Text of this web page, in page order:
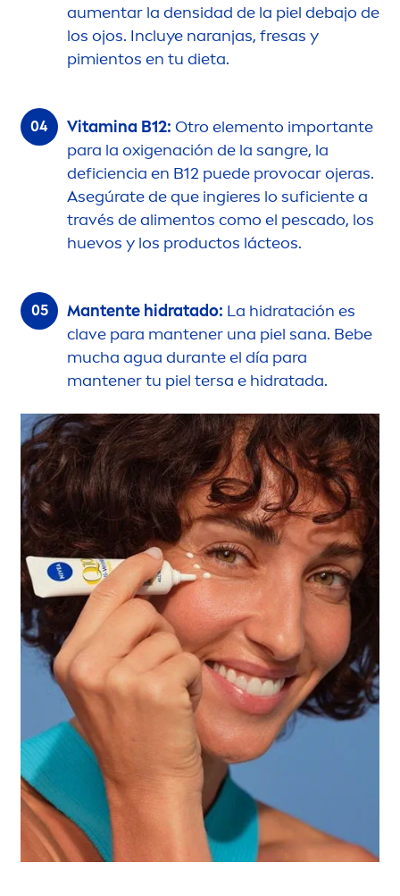
aumentar la densidad de la piel debajo de
los ojos. Incluye naranjas, fresas y
pimientos en tu dieta.
Vitamina B12: Otro elemento importante
para la oxigenación de la sangre, la
deficiencia en B12 puede provocar ojeras.
Asegúrate de que ingieres lo suficiente a
través de alimentos como el pescado, los
huevos y los productos lácteos.
Mantente hidratado: La hidratación es
clave para mantener una piel sana. Bebe
mucha agua durante el día para
mantener tu piel tersa e hidratada.